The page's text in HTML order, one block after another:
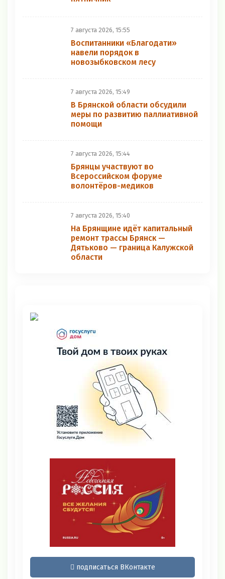
7 августа 2026, 15:55
Воспитанники «Благодати»
навели порядок в
новозыбковском лесу
7 августа 2026, 15:49
В Брянской области обсудили
меры по развитию паллиативной
помощи
7 августа 2026, 15:44
Брянцы участвуют во
Всероссийском форуме
волонтёров-медиков
7 августа 2026, 15:40
На Брянщине идёт капитальный
ремонт трассы Брянск —
Дятьково — граница Калужской
области
подписаться ВКонтакте